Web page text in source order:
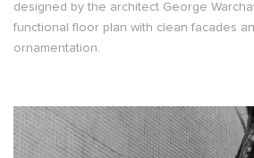
designed by the architect George
functional floor plan with clean facades
ornamentation.